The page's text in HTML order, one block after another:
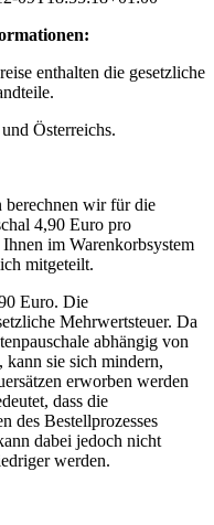
enthalten die gesetzliche
Österreichs.
berechnen wir für die
4,90 Euro pro
im Warenkorbsystem
mitgeteilt.
Euro. Die
Mehrwertsteuer. Da
abhängig von
kann sie sich mindern,
erworben werden
dass die
des Bestellprozesses
dabei jedoch nicht
werden.